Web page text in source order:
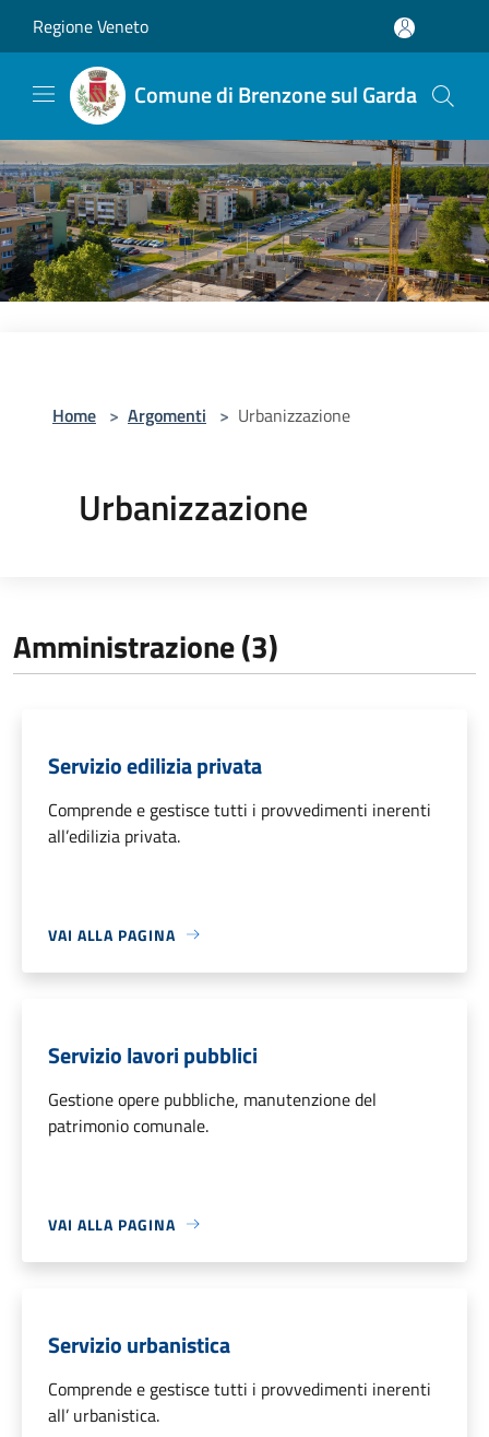
Regione Veneto
Comune di Brenzone sul Garda
Home > Argomenti > Urbanizzazione
Urbanizzazione
Amministrazione (3)
Servizio edilizia privata
Comprende e gestisce tutti i provvedimenti inerenti
all’edilizia privata.
VAI ALLA PAGINA
Servizio lavori pubblici
Gestione opere pubbliche, manutenzione del
patrimonio comunale.
VAI ALLA PAGINA
Servizio urbanistica
Comprende e gestisce tutti i provvedimenti inerenti
all’ urbanistica.